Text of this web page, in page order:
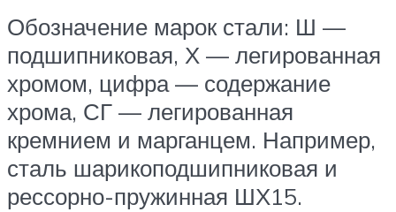
Обозначение марок стали: Ш —
подшипниковая, Х — легированная
хромом, цифра — содержание
хрома, СГ — легированная
кремнием и марганцем. Например,
сталь шарикоподшипниковая и
рессорно-пружинная ШХ15.